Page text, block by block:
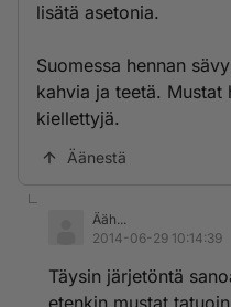
lisätä asetonia.
Suomessa hennan
kahvia ja teetä. Mustat
kiellettyjä.
Äänestä
Ääh...
2014-06-29 10:14:39
Täysin järjetöntä
etenkin mustat